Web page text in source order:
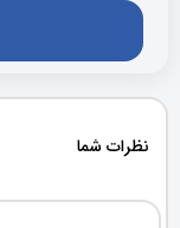
نظرات شما